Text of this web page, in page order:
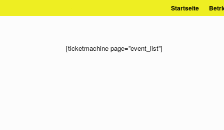
Inhalt
Startseite
[ticketmachine page=”event_list”]